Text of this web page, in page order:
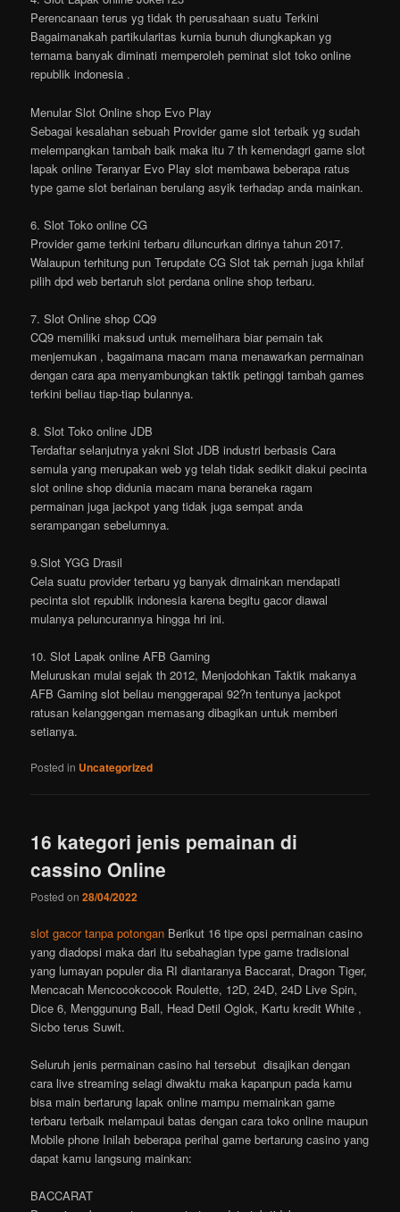
Perencanaan terus yg tidak th perusahaan suatu Terkini
Bagaimanakah partikularitas kurnia bunuh diungkapkan yg
ternama banyak diminati memperoleh peminat slot toko online
republik indonesia .
Menular Slot Online shop Evo Play
Sebagai kesalahan sebuah Provider game slot terbaik yg sudah
melempangkan tambah baik maka itu 7 th kemendagri game slot
lapak online Teranyar Evo Play slot membawa beberapa ratus
type game slot berlainan berulang asyik terhadap anda mainkan.
6. Slot Toko online CG
Provider game terkini terbaru diluncurkan dirinya tahun 2017.
Walaupun terhitung pun Terupdate CG Slot tak pernah juga khilaf
pilih dpd web bertaruh slot perdana online shop terbaru.
7. Slot Online shop CQ9
CQ9 memiliki maksud untuk memelihara biar pemain tak
menjemukan , bagaimana macam mana menawarkan permainan
dengan cara apa menyambungkan taktik petinggi tambah games
terkini beliau tiap-tiap bulannya.
8. Slot Toko online JDB
Terdaftar selanjutnya yakni Slot JDB industri berbasis Cara
semula yang merupakan web yg telah tidak sedikit diakui pecinta
slot online shop didunia macam mana beraneka ragam
permainan juga jackpot yang tidak juga sempat anda
serampangan sebelumnya.
9.Slot YGG Drasil
Cela suatu provider terbaru yg banyak dimainkan mendapati
pecinta slot republik indonesia karena begitu gacor diawal
mulanya peluncurannya hingga hri ini.
10. Slot Lapak online AFB Gaming
Meluruskan mulai sejak th 2012, Menjodohkan Taktik makanya
AFB Gaming slot beliau menggerapai 92?n tentunya jackpot
ratusan kelanggengan memasang dibagikan untuk memberi
setianya.
Posted in Uncategorized
16 kategori jenis pemainan di
cassino Online
Posted on28/04/2022
slot gacor tanpa potongan Berikut 16 tipe opsi permainan casino
yang diadopsi maka dari itu sebahagian type game tradisional
yang lumayan populer dia RI diantaranya Baccarat, Dragon Tiger,
Mencacah Mencocokcocok Roulette, 12D, 24D, 24D Live Spin,
Dice 6, Menggunung Ball, Head Detil Oglok, Kartu kredit White ,
Sicbo terus Suwit.
Seluruh jenis permainan casino hal tersebut disajikan dengan
cara live streaming selagi diwaktu maka kapanpun pada kamu
bisa main bertarung lapak online mampu memainkan game
terbaru terbaik melampaui batas dengan cara toko online maupun
Mobile phone Inilah beberapa perihal game bertarung casino yang
dapat kamu langsung mainkan:
BACCARAT